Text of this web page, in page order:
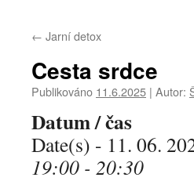
← Jarní detox
Cesta srdce
Publikováno 11.6.2025 | Autor:
Datum / čas
Date(s) - 11. 06.
19:00 - 20:30